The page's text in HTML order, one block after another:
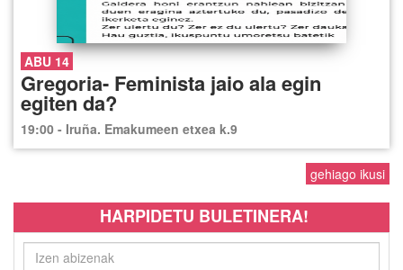
ABU 14
Gregoria- Feminista jaio ala egin
egiten da?
19:00 - Iruña. Emakumeen etxea k.9
gehiago ikusi
HARPIDETU BULETINERA!